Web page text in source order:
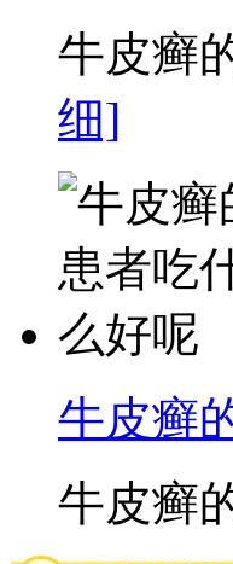
牛皮癣
细]
牛皮癣
牛皮癣